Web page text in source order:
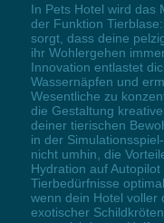
In Pets Hotel wird das
der Funktion
sorgt, dass deine
ihr Wohlergehen
Innovation entlastet
Wassernäpfen und
Wesentliche zu
die Gestaltung
deiner tierischen
in der
nicht umhin, die
Hydration auf
Tierbedürfnisse
wenn dein Hotel voller
exotischer